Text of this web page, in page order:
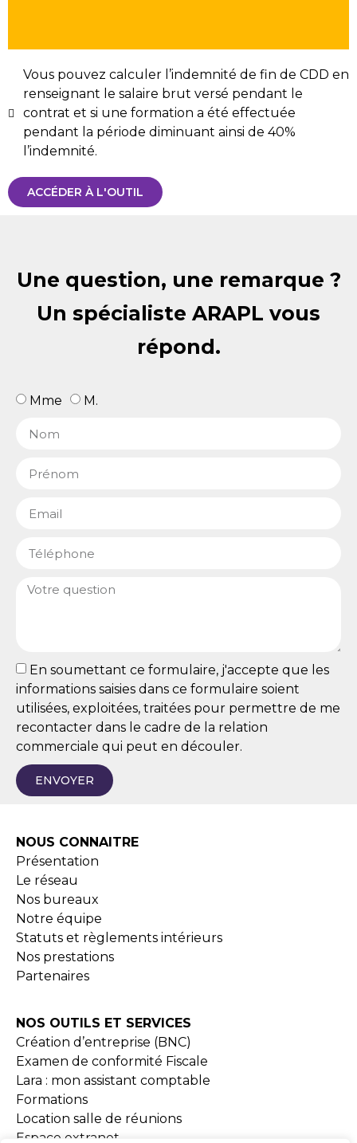
Vous pouvez calculer l’indemnité de fin de CDD en
renseignant le salaire brut versé pendant le
contrat et si une formation a été effectuée
pendant la période diminuant ainsi de 40%
l’indemnité.
ACCÉDER À L'OUTIL
Une question, une remarque ?
Un spécialiste ARAPL vous
répond.
Mme M.
En soumettant ce formulaire, j'accepte que les
informations saisies dans ce formulaire soient
utilisées, exploitées, traitées pour permettre de me
recontacter dans le cadre de la relation
commerciale qui peut en découler.
ENVOYER
NOUS CONNAITRE
Présentation
Le réseau
Nos bureaux
Notre équipe
Statuts et règlements intérieurs
Nos prestations
Partenaires
NOS OUTILS ET SERVICES
Création d’entreprise (BNC)
Examen de conformité Fiscale
Lara : mon assistant comptable
Formations
Location salle de réunions
Espace extranet